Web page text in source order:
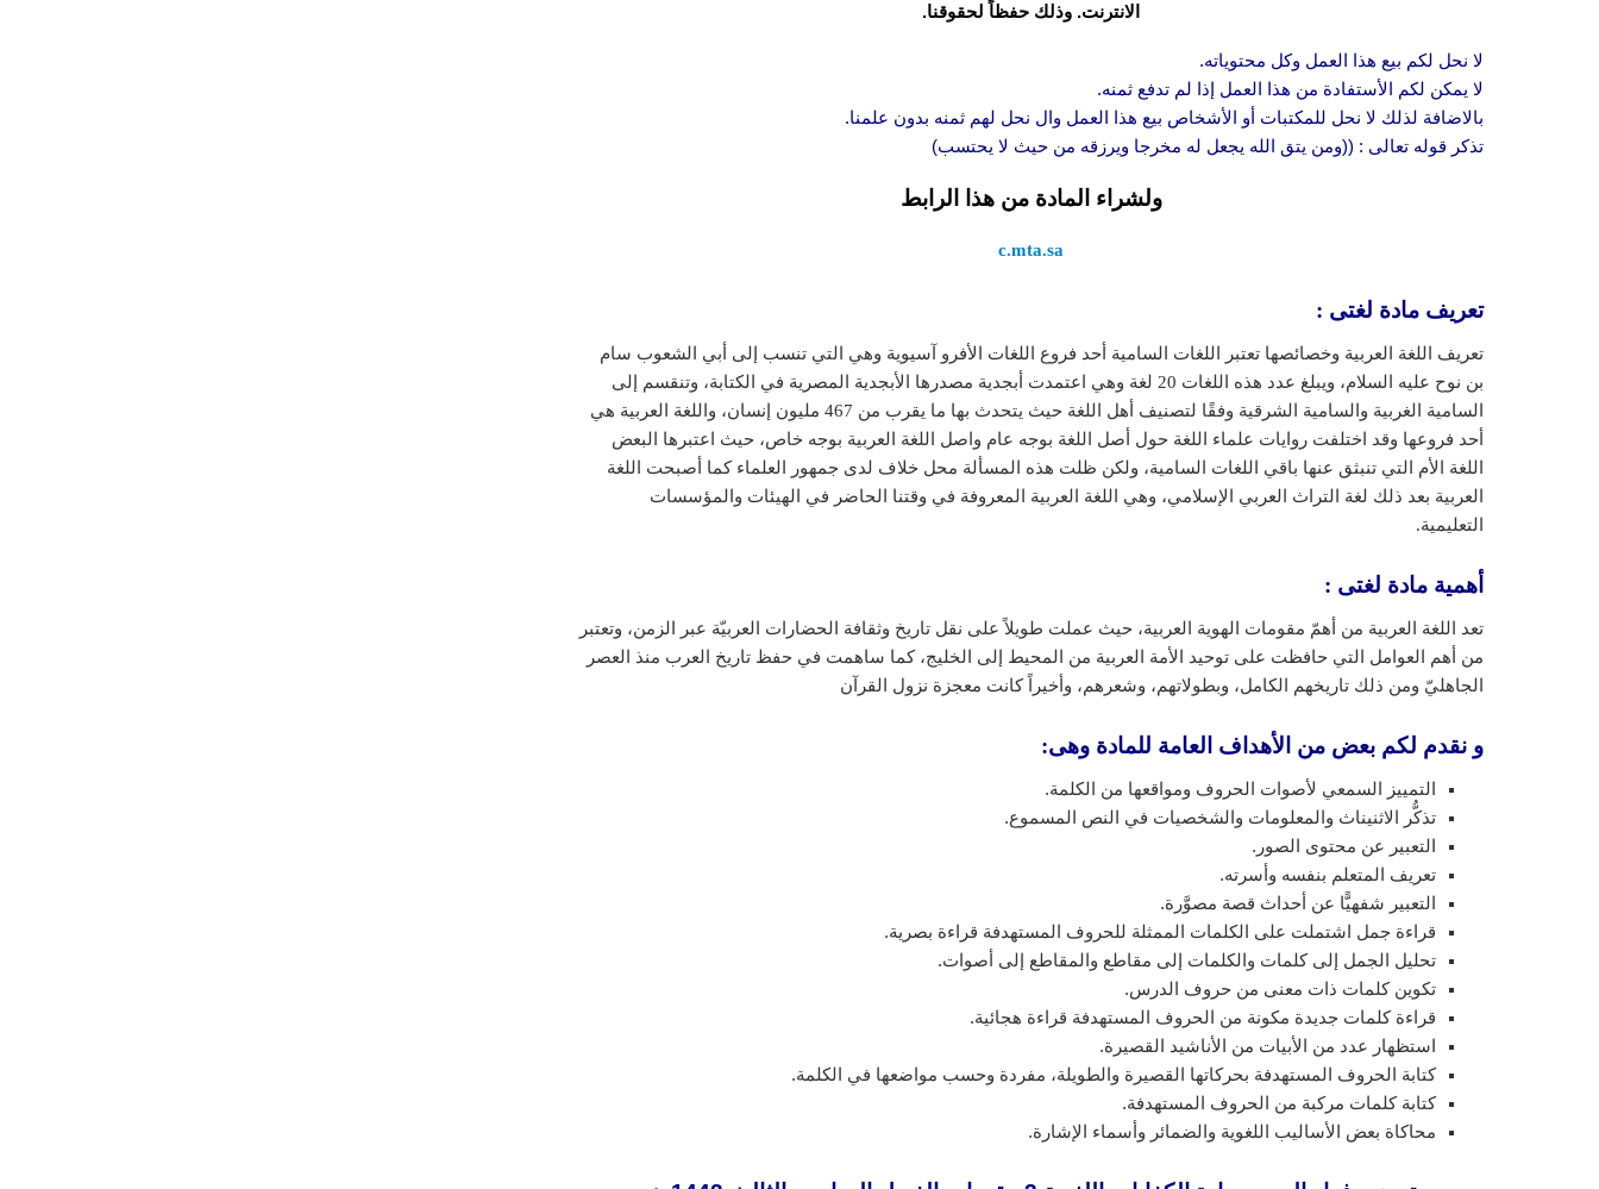
الانترنت. وذلك حفظاً لحقوقنا.
لا نحل لكم بيع هذا العمل وكل محتوياته.
لا يمكن لكم الأستفادة من هذا العمل إذا لم تدفع ثمنه.
بالاضافة لذلك لا نحل للمكتبات أو الأشخاص بيع هذا العمل وال نحل لهم ثمنه بدون علمنا.
تذكر قوله تعالى : ((ومن يتق الله يجعل له مخرجا ويرزقه من حيث لا يحتسب)
ولشراء المادة من هذا الرابط
c.mta.sa
تعريف مادة لغتى :
تعريف اللغة العربية وخصائصها تعتبر اللغات السامية أحد فروع اللغات الأفرو آسيوية وهي التي تنسب إلى أبي الشعوب سام
بن نوح عليه السلام، ويبلغ عدد هذه اللغات 20 لغة وهي اعتمدت أبجدية مصدرها الأبجدية المصرية في الكتابة، وتنقسم إلى
السامية الغربية والسامية الشرقية وفقًا لتصنيف أهل اللغة حيث يتحدث بها ما يقرب من 467 مليون إنسان، واللغة العربية هي
أحد فروعها وقد اختلفت روايات علماء اللغة حول أصل اللغة بوجه عام واصل اللغة العربية بوجه خاص، حيث اعتبرها البعض
اللغة الأم التي تنبثق عنها باقي اللغات السامية، ولكن ظلت هذه المسألة محل خلاف لدى جمهور العلماء كما أصبحت اللغة
العربية بعد ذلك لغة التراث العربي الإسلامي، وهي اللغة العربية المعروفة في وقتنا الحاضر في الهيئات والمؤسسات
التعليمية.
أهمية مادة لغتى :
تعد اللغة العربية من أهمّ مقومات الهوية العربية، حيث عملت طويلاً على نقل تاريخ وثقافة الحضارات العربيّة عبر الزمن، وتعتبر
من أهم العوامل التي حافظت على توحيد الأمة العربية من المحيط إلى الخليج، كما ساهمت في حفظ تاريخ العرب منذ العصر
الجاهليّ ومن ذلك تاريخهم الكامل، وبطولاتهم، وشعرهم، وأخيراً كانت معجزة نزول القرآن
و نقدم لكم بعض من الأهداف العامة للمادة وهى:
التمييز السمعي لأصوات الحروف ومواقعها من الكلمة.
تذكُّر الاثنيناث والمعلومات والشخصيات في النص المسموع.
التعبير عن محتوى الصور.
تعريف المتعلم بنفسه وأسرته.
التعبير شفهيًّا عن أحداث قصة مصوَّرة.
قراءة جمل اشتملت على الكلمات الممثلة للحروف المستهدفة قراءة بصرية.
تحليل الجمل إلى كلمات والكلمات إلى مقاطع والمقاطع إلى أصوات.
تكوين كلمات ذات معنى من حروف الدرس.
قراءة كلمات جديدة مكونة من الحروف المستهدفة قراءة هجائية.
استظهار عدد من الأبيات من الأناشيد القصيرة.
كتابة الحروف المستهدفة بحركاتها القصيرة والطويلة، مفردة وحسب مواضعها في الكلمة.
كتابة كلمات مركبة من الحروف المستهدفة.
محاكاة بعض الأساليب اللغوية والضمائر وأسماء الإشارة.